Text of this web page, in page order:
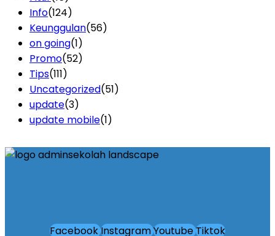
Info(124)
Keunggulan(56)
on going(1)
Promo(52)
Tips(111)
Uncategorized(51)
update(3)
update mobile(1)
FacebookInstagramYoutubeTiktok